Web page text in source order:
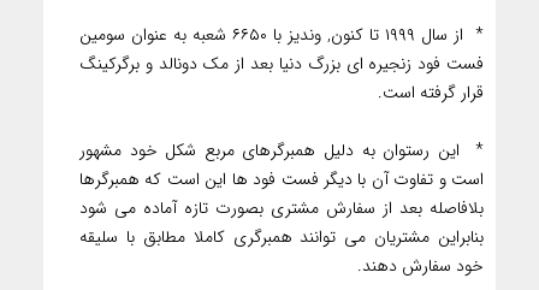
* از سال ۱۹۹۹ تا کنون, وندیز با ۶۶۵۰ شعبه به عنوان سومین
فست فود زنجیره ای بزرگ دنیا بعد از مک دونالد و برگرکینگ
قرار گرفته است.
* این رستوان به دلیل همبرگرهای مربع شکل خود مشهور
است و تفاوت آن با دیگر فست فود ها این است که همبرگرها
بلافاصله بعد از سفارش مشتری بصورت تازه آماده می شود
بنابراین مشتریان می توانند همبرگری کاملا مطابق با سلیقه
خود سفارش دهند.